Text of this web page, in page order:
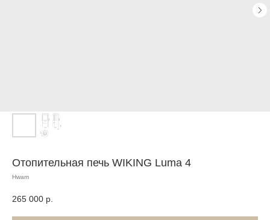
Отопительная печь WIKING Luma 4
Hwam
265 000 р.